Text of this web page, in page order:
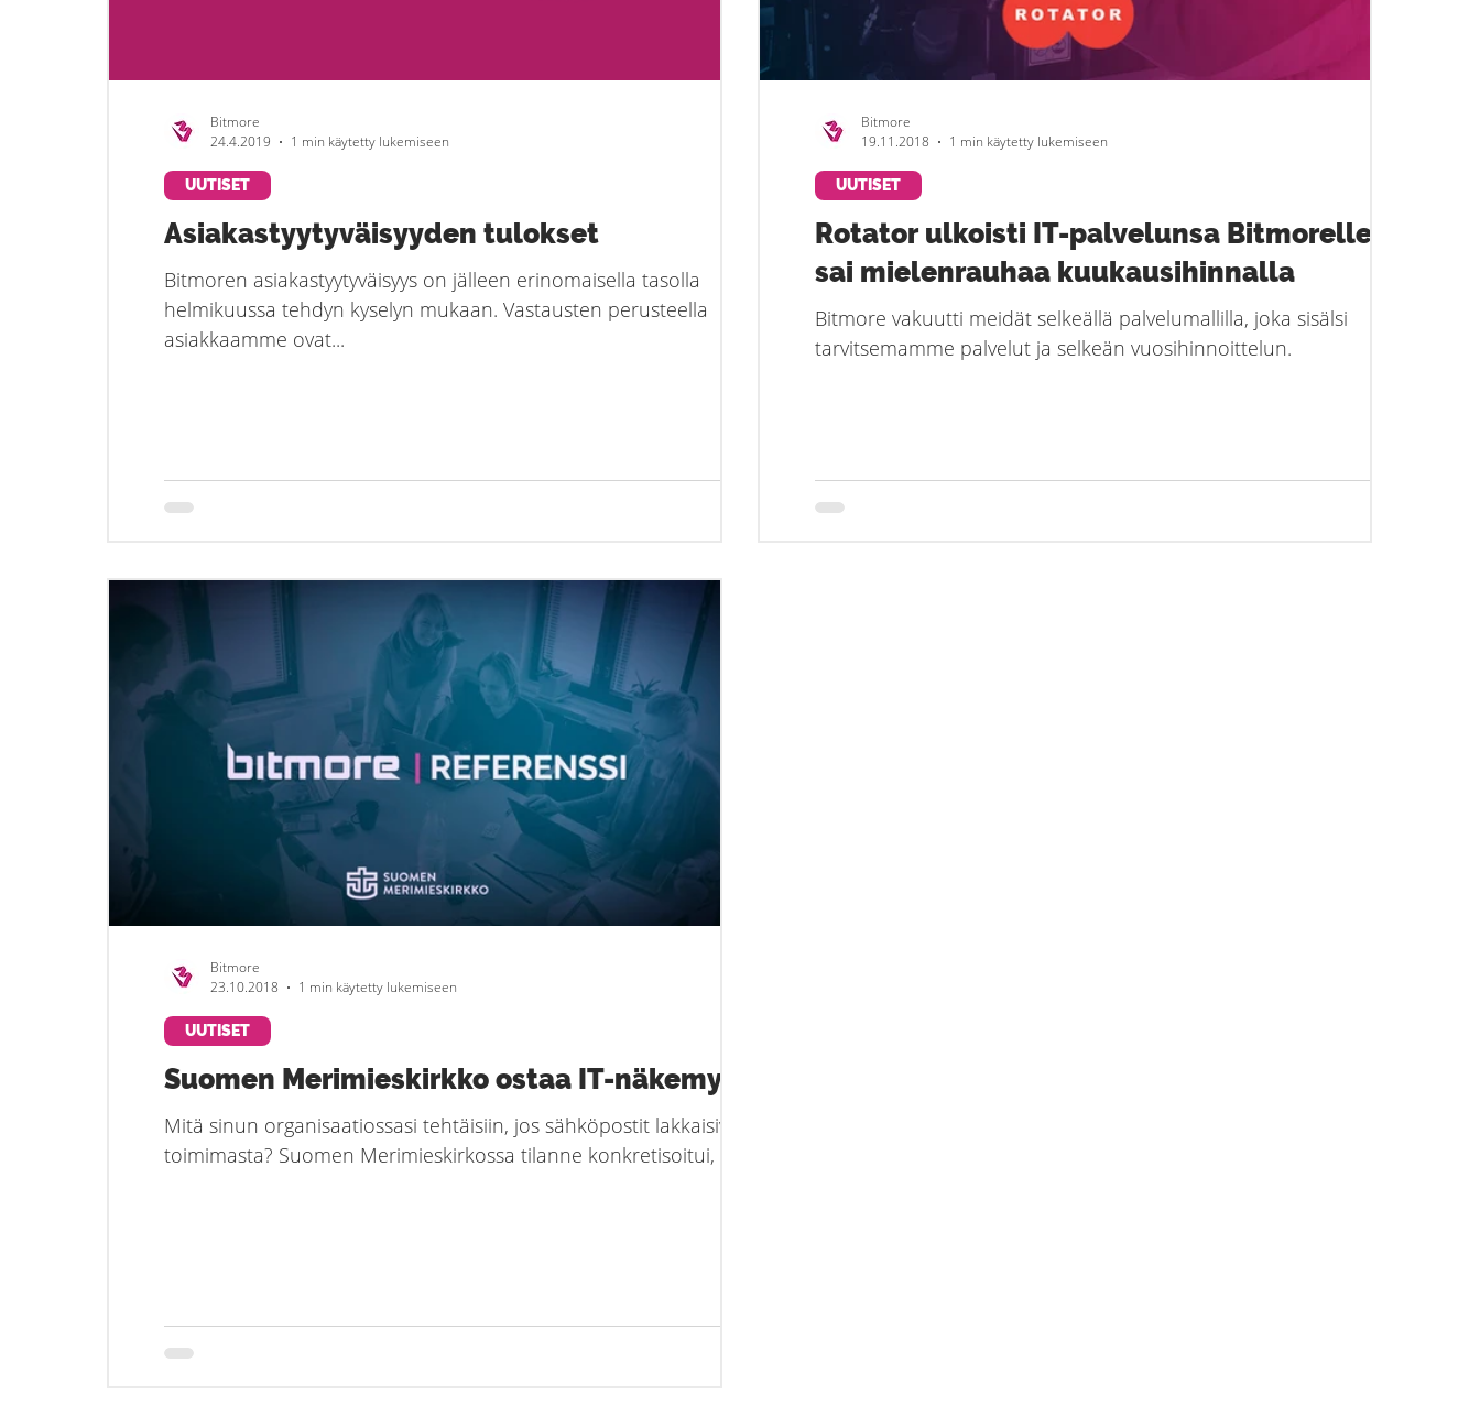
Asiakastyytyväisyyden tulokset
Bitmoren asiakastyytyväisyys on jälleen erinomaisella tasolla
helmikuussa tehdyn kyselyn mukaan. Vastausten perusteella
asiakkaamme ovat...
UUTISET
Bitmore
24.4.2019
1 min käytetty lukemiseen
Rotator ulkoisti IT-palvelunsa Bitmorelle ja
sai mielenrauhaa kuukausihinnalla
Bitmore vakuutti meidät selkeällä palvelumallilla, joka sisälsi
tarvitsemamme palvelut ja selkeän vuosihinnoittelun.
UUTISET
Bitmore
19.11.2018
1 min käytetty lukemiseen
Suomen Merimieskirkko ostaa IT-näkemystä
Mitä sinun organisaatiossasi tehtäisiin, jos sähköpostit lakkaisivat
toimimasta? Suomen Merimieskirkossa tilanne konkretisoitui, kun...
UUTISET
Bitmore
23.10.2018
1 min käytetty lukemiseen